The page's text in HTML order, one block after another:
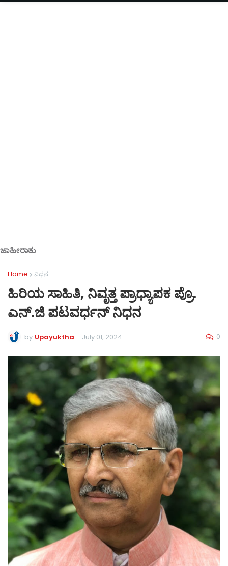
ಜಾಹೀರಾತು
Home ನಿಧನ
ಹಿರಿಯ ಸಾಹಿತಿ, ನಿವೃತ್ತ ಪ್ರಾಧ್ಯಾಪಕ ಪ್ರೊ.
ಎನ್.ಜಿ ಪಟವರ್ಧನ್ ನಿಧನ
by Upayuktha - July 01, 2024 0